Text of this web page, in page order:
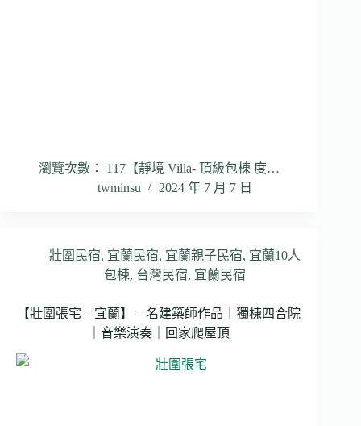
瀏覽次數： 117【靜境 Villa- 頂級包棟 度…
twminsu
2024 年 7 月 7 日
壯圍民宿, 宜蘭民宿, 宜蘭親子民宿, 宜蘭10人
包棟, 台灣民宿, 宜蘭民宿
【壯圍張宅 – 宜蘭】 – 名建築師作品｜獨棟四合院
｜音樂演奏｜回家爬屋頂